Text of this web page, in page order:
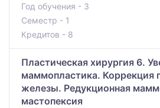
Год обучения - 3
Семестр - 1
Кредитов - 8
Пластическая хирургия 6.
маммопластика. Коррекция
железы. Редукционная
мастопексия